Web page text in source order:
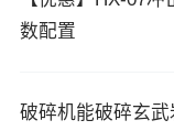
数配置
破碎机能破碎玄